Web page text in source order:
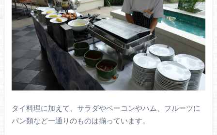
タイ料理に加えて、サラダやベーコンやハム、フルーツに
パン類など一通りのものは揃っています。